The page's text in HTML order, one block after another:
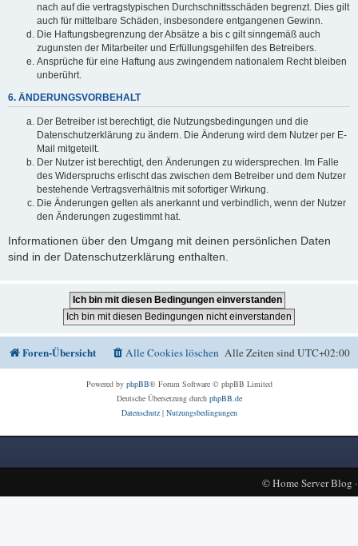
nach auf die vertragstypischen Durchschnittsschäden begrenzt. Dies gilt
auch für mittelbare Schäden, insbesondere entgangenen Gewinn.
Die Haftungsbegrenzung der Absätze a bis c gilt sinngemäß auch
zugunsten der Mitarbeiter und Erfüllungsgehilfen des Betreibers.
Ansprüche für eine Haftung aus zwingendem nationalem Recht bleiben
unberührt.
6. ÄNDERUNGSVORBEHALT
Der Betreiber ist berechtigt, die Nutzungsbedingungen und die
Datenschutzerklärung zu ändern. Die Änderung wird dem Nutzer per E-
Mail mitgeteilt.
Der Nutzer ist berechtigt, den Änderungen zu widersprechen. Im Falle
des Widerspruchs erlischt das zwischen dem Betreiber und dem Nutzer
bestehende Vertragsverhältnis mit sofortiger Wirkung.
Die Änderungen gelten als anerkannt und verbindlich, wenn der Nutzer
den Änderungen zugestimmt hat.
Informationen über den Umgang mit deinen persönlichen Daten
sind in der Datenschutzerklärung enthalten.
Foren-Übersicht Alle Zeiten sindUTC+02:00
Alle Cookies löschen
Powered by phpBB® Forum Software © phpBB Limited
Deutsche Übersetzung durch phpBB.de
Datenschutz| Nutzungsbedingungen
©Home Server Blog